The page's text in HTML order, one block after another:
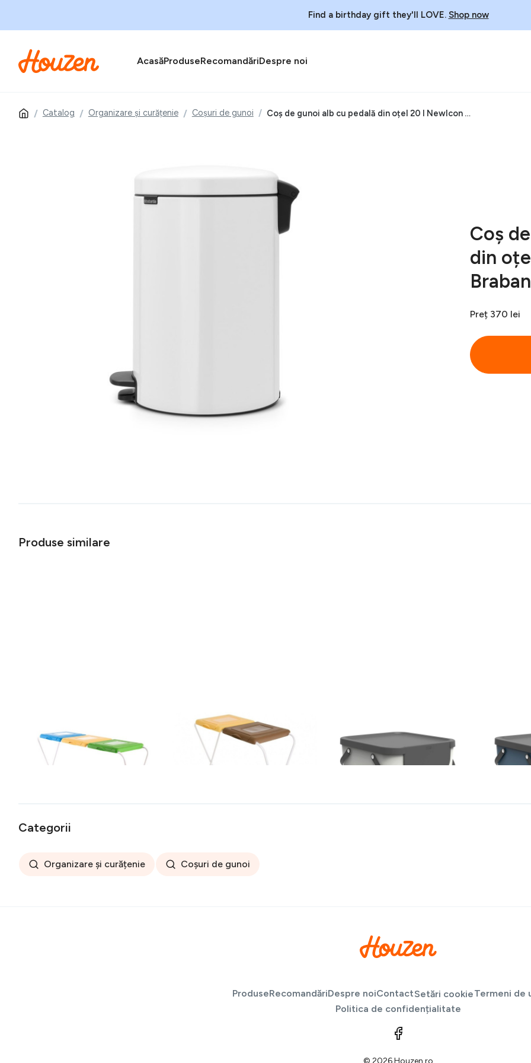
Find a birthday gift they'll LOVE. Shop now
AcasăProduseRecomandăriDespre noi
Catalog Organizare și curățenie Coșuri de gunoi Coș de gunoi alb cu pedală din oțel 20 l NewIcon – Brabantia
Coș
din
Preț 370 lei
Produse similare
colectare selectiva 120 L, Jotta, 3
compartimente verde-galben-
albastru, otel
149 lei
Suport pentru saci menajeri pentru
colectare selectiva 120 L, Jotta, 2
compartimente galben-maro, otel
selectiva Albula, Rotho, 40 L,
plastic, alb
120 lei
selectiva
plastic,
120 lei
Categorii
Organizare și curățenie Coșuri de gunoi
ProduseRecomandăriDespre noiContactSetări cookieTermeni de
Politica de confidențialitate